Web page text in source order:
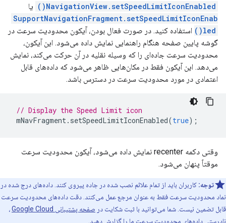
NavigationView.setSpeedLimitIconEnabled()
یا
SupportNavigationFragment.setSpeedLimitIconEnab
led()
استفاده کنید. در صورت فعال بودن، آیکون محدودیت سرعت در
گوشه پایین صفحه هنگام راهنمایی نمایش داده می‌شود. این آیکون،
محدودیت سرعت جاده‌ای را که وسیله نقلیه در آن حرکت می‌کند، نمایش
می‌دهد. این آیکون فقط در مکان‌هایی ظاهر می‌شود که داده‌های قابل
اعتمادی در مورد محدودیت سرعت در دسترس باشد.
// Display the Speed Limit icon
mNavFragment. setSpeedLimitIconEnabled(true);
وقتی دکمه recenter نمایش داده می‌شود، آیکون محدودیت سرعت
موقتاً پنهان می‌شود.
توجه: کاربران باید از تمام علائم نصب شده در جاده پیروی کنند. داده‌های درج شده در
نماد محدودیت سرعت فقط به عنوان مرجع عمل می‌کنند. دقت داده‌های محدودیت سرعت
قابل تضمین نیست. شما می‌توانید با ثبت شکایت در صفحه پشتیبانی Google Cloud
،
نادرستی داده‌های محدودیت سرعت ما را گزارش دهید.